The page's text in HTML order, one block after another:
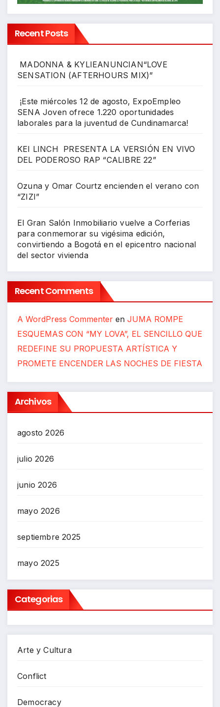
Recent Posts
MADONNA & KYLIEANUNCIAN“LOVE
SENSATION (AFTERHOURS MIX)”
¡Este miércoles 12 de agosto, ExpoEmpleo
SENA Joven ofrece 1.220 oportunidades
laborales para la juventud de Cundinamarca!
KEI LINCH PRESENTA LA VERSIÓN EN VIVO
DEL PODEROSO RAP “CALIBRE 22”
Ozuna y Omar Courtz encienden el verano con
“ZIZI”
El Gran Salón Inmobiliario vuelve a Corferias
para conmemorar su vigésima edición,
convirtiendo a Bogotá en el epicentro nacional
del sector vivienda
Recent Comments
A WordPress Commenter en JUMA ROMPE
ESQUEMAS CON “MY LOVA”, EL SENCILLO QUE
REDEFINE SU PROPUESTA ARTÍSTICA Y
PROMETE ENCENDER LAS NOCHES DE FIESTA
Archivos
agosto 2026
julio 2026
junio 2026
mayo 2026
septiembre 2025
mayo 2025
Categorias
Arte y Cultura
Conflict
Democracy